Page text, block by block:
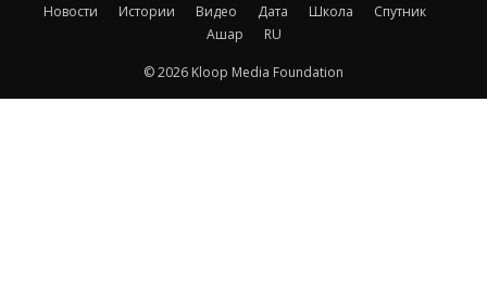
Новости Истории Видео Дата Школа
Спутник
Ашар
RU
© 2026 Kloop Media Foundation